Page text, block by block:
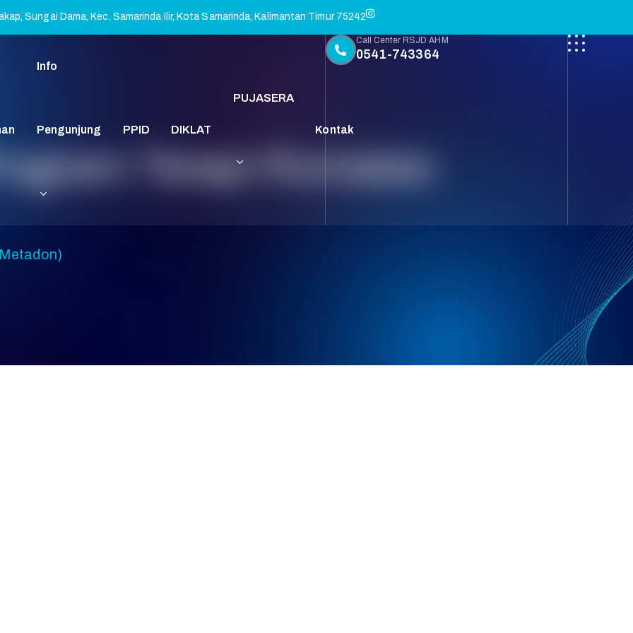
Sungai Dama, Kec. Samarinda Ilir, Kota Samarinda, Kalimantan Timur 75242
Info
Pengunjung PPID DIKLAT
PUJASERA
Kontak
Call Center RSJD AHM
0541-743364
Terapi Rumatan